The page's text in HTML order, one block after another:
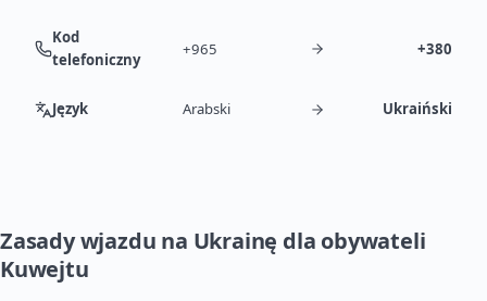
Kod
telefoniczny
+965 +380
Język Arabski Ukraiński
Zasady wjazdu na Ukrainę dla obywateli
Kuwejtu